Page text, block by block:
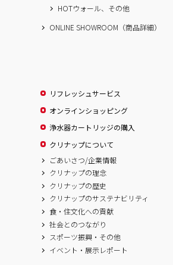
HOTウォール、その他
ONLINE SHOWROOM（商品詳細）
リフレッシュサービス
オンラインショッピング
浄水器カートリッジの購入
クリナップについて
ごあいさつ/企業情報
クリナップの理念
クリナップの歴史
クリナップのサステナビリティ
食・住文化への貢献
社会とのつながり
スポーツ振興・その他
イベント・展示レポート